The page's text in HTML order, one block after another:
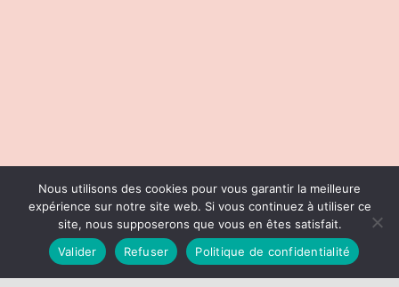
©COPYRIGHT 2020 - 2024| TOUS DROITS
RÉSERVÉS |CGV|Mentions légales
Nous utilisons des cookies pour vous garantir la meilleure
expérience sur notre site web. Si vous continuez à utiliser ce
site, nous supposerons que vous en êtes satisfait.
Valider
Refuser Politique de confidentialité